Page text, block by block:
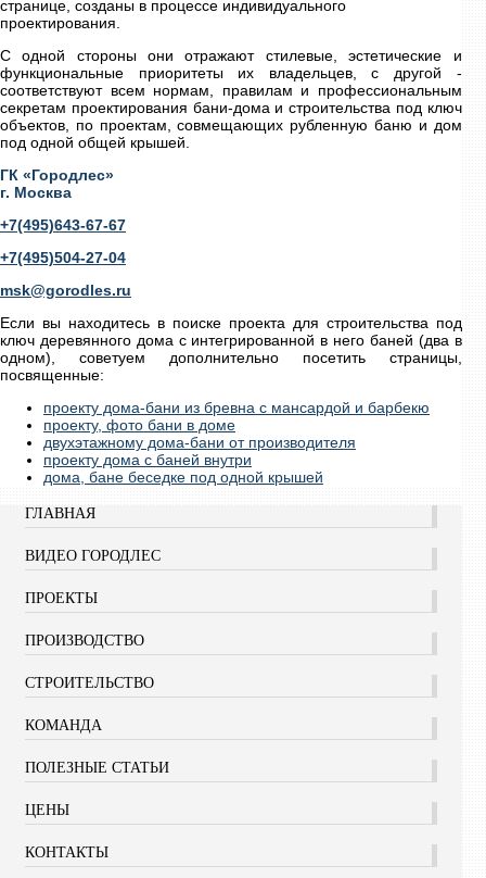
странице, созданы в процессе индивидуального
проектирования.
С одной стороны они отражают стилевые, эстетические и
функциональные приоритеты их владельцев, с другой -
соответствуют всем нормам, правилам и профессиональным
секретам проектирования бани-дома и строительства под ключ
объектов, по проектам, совмещающих рубленную баню и дом
под одной общей крышей.
ГК «Городлес»
г. Москва
+7(495)643-67-67
+7(495)504-27-04
msk@gorodles.ru
Если вы находитесь в поиске проекта для строительства под
ключ деревянного дома с интегрированной в него баней (два в
одном), советуем дополнительно посетить страницы,
посвященные:
проекту дома-бани из бревна с мансардой и барбекю
проекту, фото бани в доме
двухэтажному дома-бани от производителя
проекту дома с баней внутри
дома, бане беседке под одной крышей
ГЛАВНАЯ
ВИДЕО ГОРОДЛЕС
ПРОЕКТЫ
ПРОИЗВОДСТВО
СТРОИТЕЛЬСТВО
КОМАНДА
ПОЛЕЗНЫЕ СТАТЬИ
ЦЕНЫ
КОНТАКТЫ